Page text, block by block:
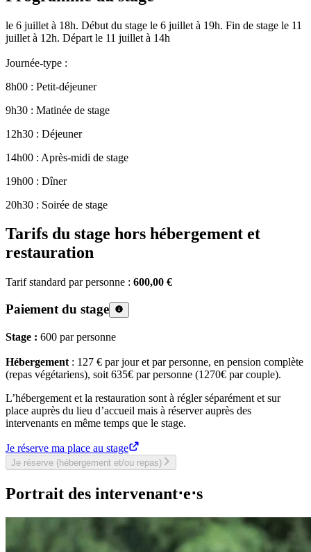
le 6 juillet à 18h. Début du stage le 6 juillet à 19h. Fin de stage le 11
juillet à 12h. Départ le 11 juillet à 14h
Journée-type :
8h00 : Petit-déjeuner
9h30 : Matinée de stage
12h30 : Déjeuner
14h00 : Après-midi de stage
19h00 : Dîner
20h30 : Soirée de stage
Tarifs du stage hors hébergement et
restauration
Tarif standard par personne : 600,00 €
Paiement du stage
Stage : 600 par personne
Hébergement : 127 € par jour et par personne, en pension complète
(repas végétariens), soit 635€ par personne (1270€ par couple).
L’hébergement et la restauration sont à régler séparément et sur
place auprès du lieu d’accueil mais à réserver auprès des
intervenants en même temps que le stage.
Je réserve ma place au stage
Je réserve (hébergement et/ou repas)
Portrait des intervenant⋅e⋅s